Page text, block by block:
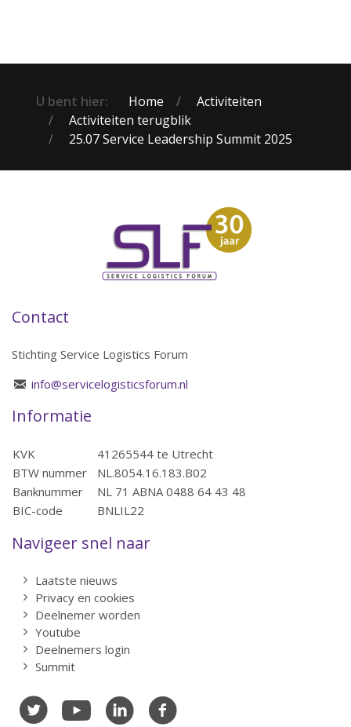
U bent hier: Home
Activiteiten
Activiteiten terugblik
25.07 Service Leadership Summit 2025
Contact
Stichting Service Logistics Forum
info@servicelogisticsforum.nl
Informatie
KVK
41265544 te Utrecht
BTW nummer
NL.8054.16.183.B02
Banknummer
NL 71 ABNA 0488 64 43 48
BIC-code
BNLIL22
Navigeer snel naar
Laatste nieuws
Privacy en cookies
Deelnemer worden
Youtube
Deelnemers login
Summit